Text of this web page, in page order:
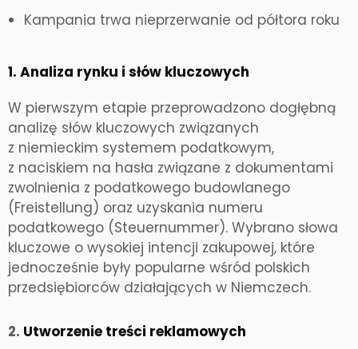
Kampania trwa nieprzerwanie od półtora roku
1. Analiza rynku i słów kluczowych
W pierwszym etapie przeprowadzono dogłębną
analizę słów kluczowych związanych
z niemieckim systemem podatkowym,
z naciskiem na hasła związane z dokumentami
zwolnienia z podatkowego budowlanego
(Freistellung) oraz uzyskania numeru
podatkowego (Steuernummer). Wybrano słowa
kluczowe o wysokiej intencji zakupowej, które
jednocześnie były popularne wśród polskich
przedsiębiorców działających w Niemczech.
2. Utworzenie treści reklamowych